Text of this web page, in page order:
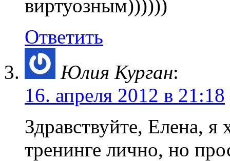
виртуозным))))))
Ответить
Юлия Курган:
16. апреля 2012 в 21:18
Здравствуйте, Елена, я
тренинге лично, но